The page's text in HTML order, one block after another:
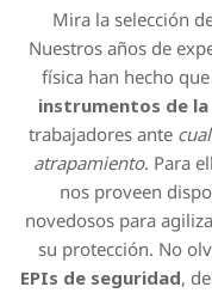
Mira la selección
Nuestros años de
física han hecho
instrumentos de
trabajadores ante
atrapamiento. Para
nos proveen
novedosos para
su protección. No
EPIs de seguridad,